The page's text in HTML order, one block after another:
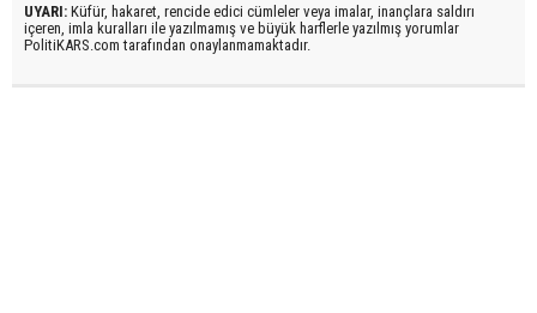
UYARI: Küfür, hakaret, rencide edici cümleler veya imalar, inançlara saldırı
içeren, imla kuralları ile yazılmamış ve büyük harflerle yazılmış yorumlar
PolitiKARS.com tarafından onaylanmamaktadır.